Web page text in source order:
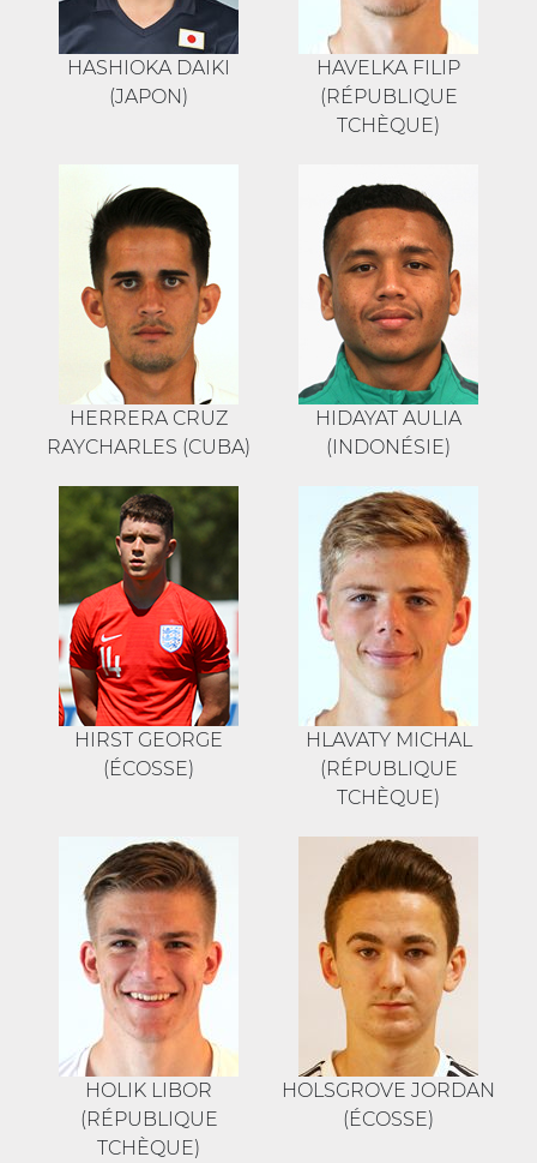
HASHIOKA DAIKI
(JAPON)
HAVELKA FILIP
(RÉPUBLIQUE
TCHÈQUE)
HERRERA CRUZ
RAYCHARLES (CUBA)
HIDAYAT AULIA
(INDONÉSIE)
HIRST GEORGE
(ÉCOSSE)
HLAVATY MICHAL
(RÉPUBLIQUE
TCHÈQUE)
HOLIK LIBOR
(RÉPUBLIQUE
TCHÈQUE)
HOLSGROVE JORDAN
(ÉCOSSE)